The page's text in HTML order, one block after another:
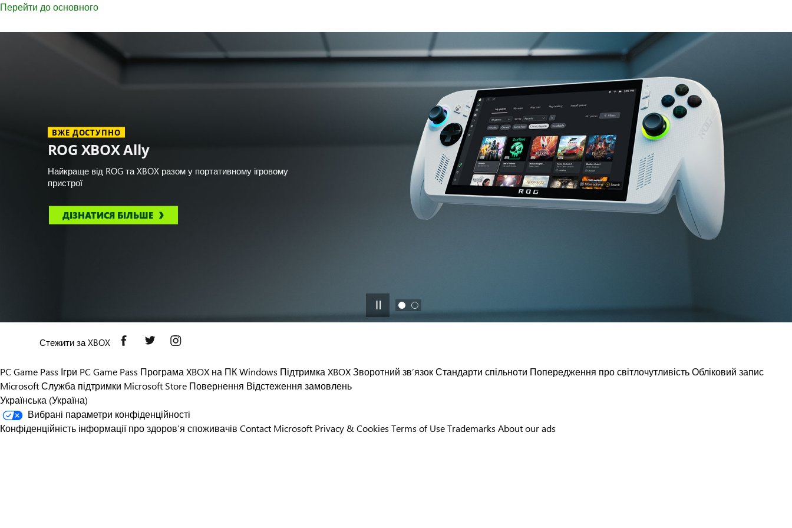
Перейти до основного
ВЖЕ ДОСТУПНО
ROG XBOX Ally
Найкраще від ROG та XBOX разом у портативному ігровому
пристрої
ДІЗНАТИСЯ БІЛЬШЕ
Стежити за XBOX
PC Game Pass Ігри PC Game Pass Програма XBOX на ПК Windows Підтримка XBOXЗворотний зв’язокСтандарти спільноти Попередження про світлочутливістьОбліковий запис
MicrosoftСлужба підтримки Microsoft Store Повернення Відстеження замовлень
Українська (Україна)
Вибрані параметри конфіденційності
Конфіденційність інформації про здоров’я споживачів Contact Microsoft Privacy & Cookies Terms of UseTrademarks About our ads